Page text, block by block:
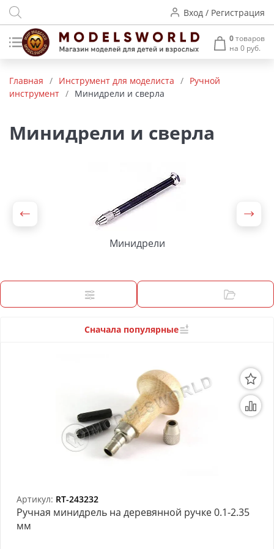
Вход / Регистрация
0товаров
на 0 руб.
Деревянные модели
Пластиковые модели
Макет H0 и TT
Архитектурные макеты
Модели из бумаги
Аэрографы и компрессоры
Материалы для моделизма
Литература для моделиста
Готовые модели
Товары для школы
Главная / Инструмент для моделиста / Ручной
инструмент / Минидрели и сверла
Минидрели и сверла
Минидрели
Сначала популярные
Артикул: RT-243232
Ручная минидрель на деревянной ручке 0.1-2.35
мм